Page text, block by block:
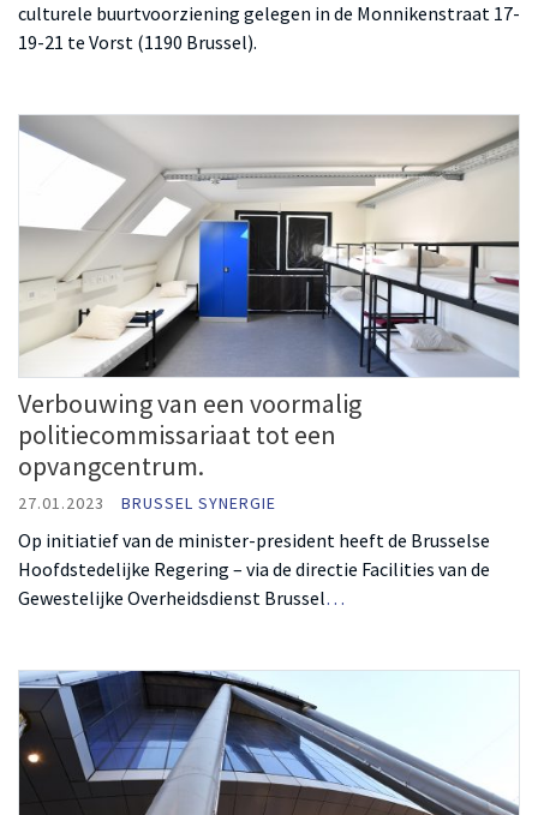
culturele buurtvoorziening gelegen in de Monnikenstraat 17-
19-21 te Vorst (1190 Brussel).
Verbouwing van een voormalig
politiecommissariaat tot een
opvangcentrum.
27.01.2023 BRUSSEL SYNERGIE
Op initiatief van de minister-president heeft de Brusselse
Hoofdstedelijke Regering – via de directie Facilities van de
Gewestelijke Overheidsdienst Brussel…